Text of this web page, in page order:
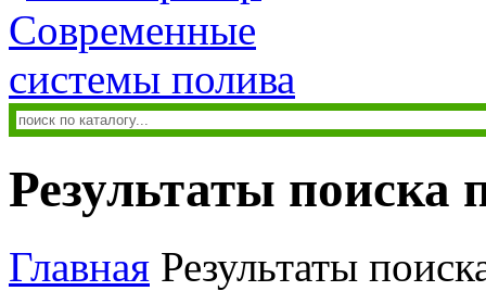
Результаты поиска
Главная Результаты